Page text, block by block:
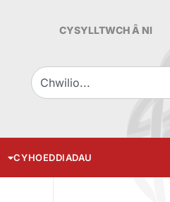
CYSYLLTWCH Â NI
CYHOEDDIADAU